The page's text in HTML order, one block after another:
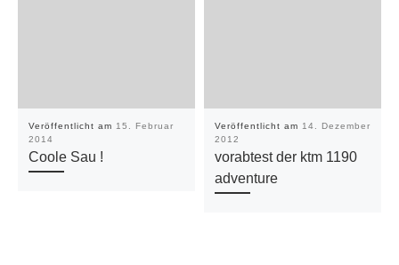
Veröffentlicht am 15. Februar
2014
Coole Sau !
Veröffentlicht am 14. Dezember
2012
vorabtest der ktm 1190
adventure